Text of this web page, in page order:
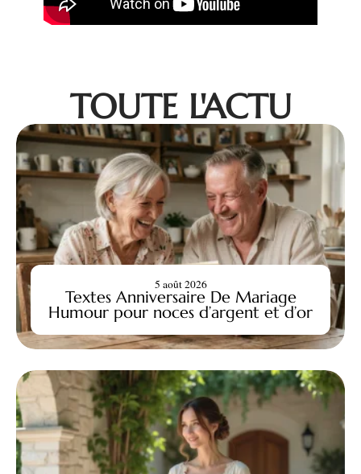
TOUTE L'ACTU
Textes Anniversaire De Mariage
Humour pour noces d’argent et d’or
5 août 2026